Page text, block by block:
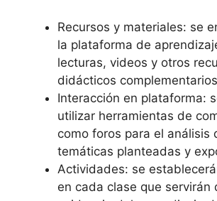
Recursos y materiales: se
la plataforma de
lecturas, videos y otros
didácticos
Interacción en plataforma:
utilizar herramientas de
como foros para el análisis
temáticas planteadas y
Actividades: se
en cada clase que servirán